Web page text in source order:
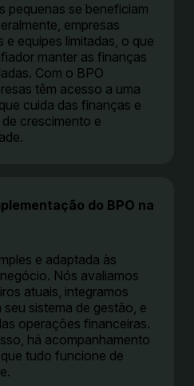
pequenas se beneficiam
empresas
e equipes limitadas, o que
manter as finanças
Com o BPO
têm acesso a uma
cuida das finanças e
crescimento e
do BPO na
e adaptada às
Nós avaliamos
atuais, integramos
sistema de gestão, e
operações financeiras.
há acompanhamento
tudo funcione de